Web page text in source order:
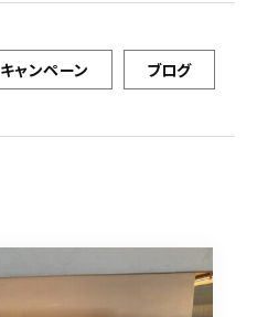
キャンペーン ブログ